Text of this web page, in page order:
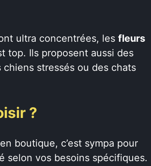
ultra concentrées, les fleurs
top. Ils proposent aussi des
stressés ou des chats
?
boutique, c’est sympa pour
selon vos besoins spécifiques.